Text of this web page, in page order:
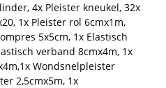
4x Pleister kneukel, 32x
1x Pleister rol 6cmx1m,
5x5cm, 1x Elastisch
verband 8cmx4m, 1x
Wondsnelpleister
2,5cmx5m, 1x